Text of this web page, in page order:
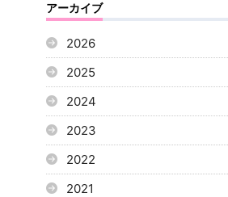
アーカイブ
2026
2025
2024
2023
2022
2021